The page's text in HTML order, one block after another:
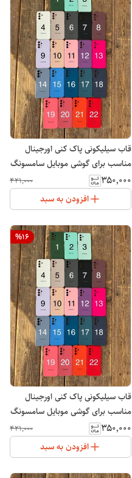
قاب سیلیکونی پاک کنی اورجینال
مناسب برای گوشی موبایل سامسونگ
Galaxy A15
۳۵۰٬۰۰۰ ۴۲۱٬۰۰۰
افزودن به سبد
%16
قاب سیلیکونی پاک کنی اورجینال
مناسب برای گوشی موبایل سامسونگ
Galaxy A21S
۳۵۰٬۰۰۰ ۴۲۱٬۰۰۰
افزودن به سبد